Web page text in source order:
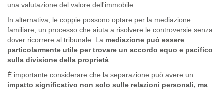
una valutazione del valore dell'immobile.
In alternativa, le coppie possono optare per la mediazione
familiare, un processo che aiuta a risolvere le controversie senza
dover ricorrere al tribunale. La mediazione può essere
particolarmente utile per trovare un accordo equo e pacifico
sulla divisione della proprietà
È importante considerare che la separazione può avere un
impatto significativo non solo sulle relazioni personali, ma